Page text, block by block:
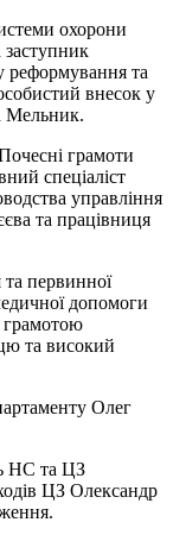
охорони
реформування та
внесок у
Мельник.
грамоти
спеціаліст
управління
та працівниця
та первинної
допомоги
та високий
Олег
НС та ЦЗ
ЦЗ Олександр